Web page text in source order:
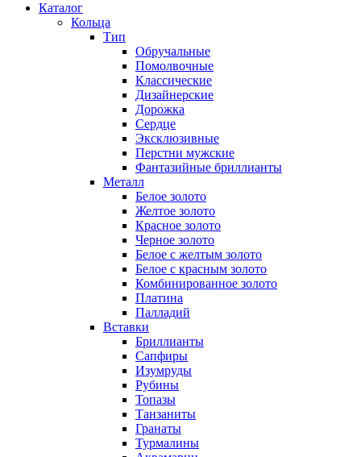
Каталог
Кольца
Тип
Обручальные
Помолвочные
Классические
Дизайнерские
Дорожка
Сердце
Эксклюзивные
Перстни мужские
Фантазийные бриллианты
Металл
Белое золото
Желтое золото
Красное золото
Черное золото
Белое с желтым золото
Белое с красным золото
Комбинированное золото
Платина
Палладий
Вставки
Бриллианты
Сапфиры
Изумруды
Рубины
Топазы
Танзаниты
Гранаты
Турмалины